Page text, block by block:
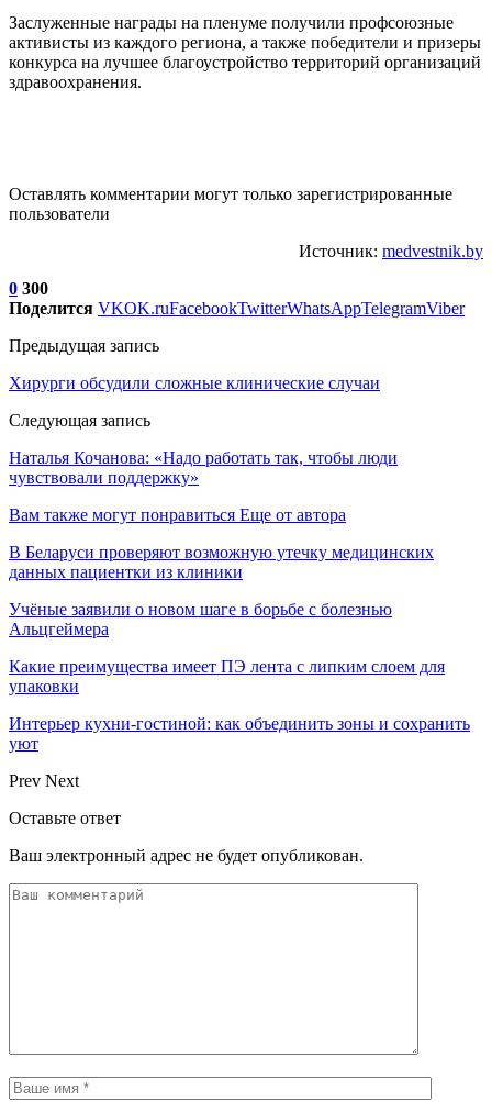
Заслуженные награды на пленуме получили профсоюзные
активисты из каждого региона, а также победители и призеры
конкурса на лучшее благоустройство территорий организаций
здравоохранения.
Оставлять комментарии могут только зарегистрированные
пользователи
Источник: medvestnik.by
0 300
Поделится VKOK.ruFacebookTwitterWhatsAppTelegramViber
Предыдущая запись
Хирурги обсудили сложные клинические случаи
Следующая запись
Наталья Кочанова: «Надо работать так, чтобы люди
чувствовали поддержку»
Вам также могут понравиться Еще от автора
В Беларуси проверяют возможную утечку медицинских
данных пациентки из клиники
Учёные заявили о новом шаге в борьбе с болезнью
Альцгеймера
Какие преимущества имеет ПЭ лента с липким слоем для
упаковки
Интерьер кухни-гостиной: как объединить зоны и сохранить
уют
Prev Next
Оставьте ответ
Ваш электронный адрес не будет опубликован.